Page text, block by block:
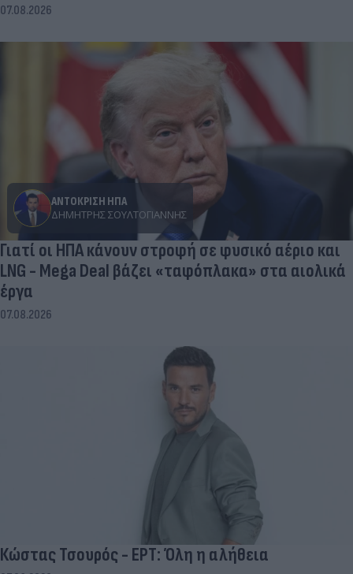
07.08.2026
ΑΝΤΟΚΡΙΣΗ ΗΠΑ
ΔΗΜΉΤΡΗΣ ΣΟΥΛΤΟΓΙΆΝΝΗΣ
Γιατί οι ΗΠΑ κάνουν στροφή σε φυσικό αέριο και
LNG - Mega Deal βάζει «ταφόπλακα» στα αιολικά
έργα
07.08.2026
Κώστας Τσουρός - ΕΡΤ: Όλη η αλήθεια